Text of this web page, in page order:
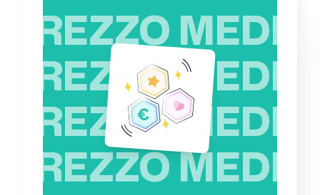
PREZZO MEDIO
PREZZO MEDIO
PREZZO MEDIO
PREZZO MEDIO